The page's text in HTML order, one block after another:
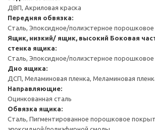
ДВП, Акриловая краска
Передняя обвязка:
Сталь, Эпоксидное/полиэстерное
Ящик, низкий/ ящик, высокий Боковая
стенка ящика:
Сталь, Эпоксидное/полиэстерное
Дно ящика:
ДСП, Меламиновая пленка, Меламиновая
Направляющие:
Оцинкованная сталь
Обвязка ящика:
Сталь, Пигментированное порошковое